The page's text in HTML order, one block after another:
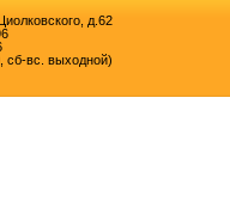
д.62
сб-вс. выходной)